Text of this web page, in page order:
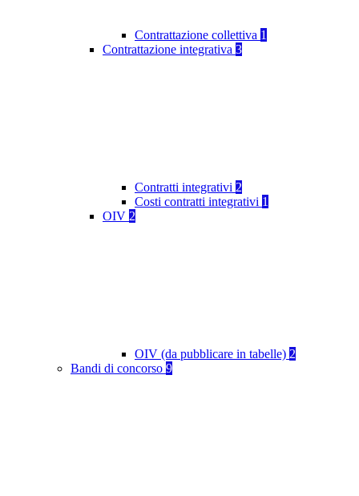
Contrattazione collettiva 1
Contrattazione integrativa 3
Contratti integrativi 2
Costi contratti integrativi 1
OIV 2
OIV (da pubblicare in tabelle) 2
Bandi di concorso 9